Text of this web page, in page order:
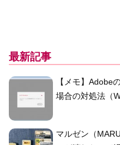
最新記事
【メモ】Adobe
場合の対処法（
マルゼン（